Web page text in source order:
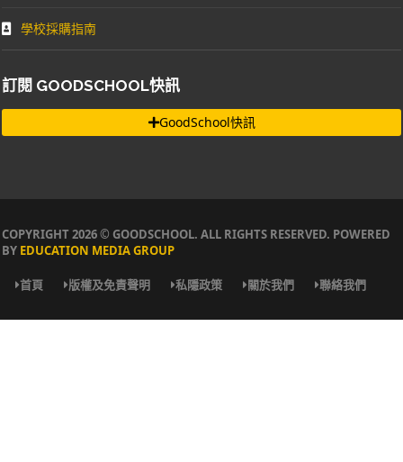
學校採購指南
訂閱 GOODSCHOOL快訊
GoodSchool快訊
COPYRIGHT 2026 © GOODSCHOOL. ALL RIGHTS RESERVED. POWERED
BY EDUCATION MEDIA GROUP
首頁 版權及免責聲明 私隱政策 關於我們 聯絡我們